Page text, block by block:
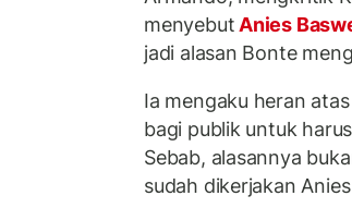
menyebut Anies
jadi alasan Bonte
Ia mengaku heran
bagi publik untuk
Sebab, alasannya
sudah dikerjakan